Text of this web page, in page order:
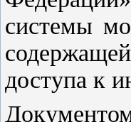
системы
доступа к